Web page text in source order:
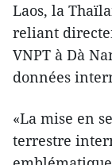
Laos, la
reliant
VNPT à Dà
données
«La mise en
terrestre